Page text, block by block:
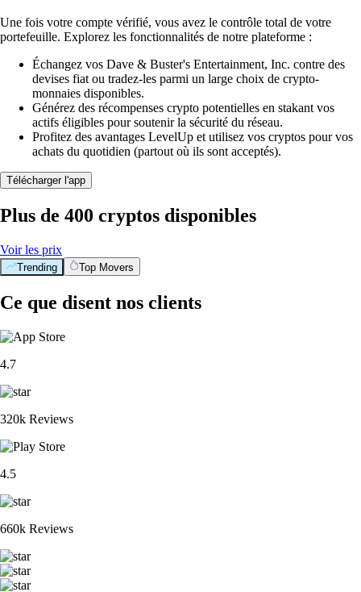
Une fois votre compte vérifié, vous avez le contrôle total de votre
portefeuille. Explorez les fonctionnalités de notre plateforme :
Échangez vos Dave & Buster's Entertainment, Inc. contre des
devises fiat ou tradez-les parmi un large choix de crypto-
monnaies disponibles.
Générez des récompenses crypto potentielles en stakant vos
actifs éligibles pour soutenir la sécurité du réseau.
Profitez des avantages LevelUp et utilisez vos cryptos pour vos
achats du quotidien (partout où ils sont acceptés).
Télécharger l'app
Plus de 400 cryptos disponibles
Voir les prix
Trending Top Movers
Ce que disent nos clients
4.7
320k Reviews
4.5
660k Reviews